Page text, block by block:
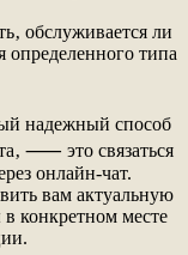
обслуживается ли
определенного типа
надежный способ
⸺ это связаться
онлайн-чат.
вам актуальную
конкретном месте